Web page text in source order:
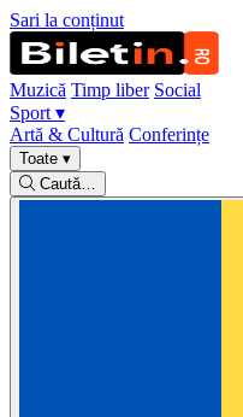
Sari la conținut
Muzică Timp liber Social
Sport ▾
Artă & Cultură Conferințe
Toate ▾
Caută…